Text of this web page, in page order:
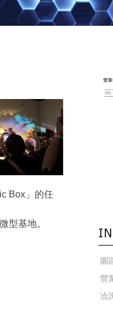
Box」的任
型基地。
園
營
洽